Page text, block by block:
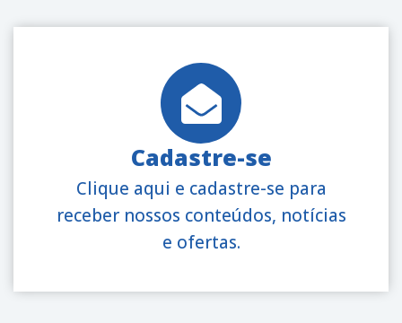
Cadastre-se
Clique aqui e cadastre-se para
receber nossos conteúdos, notícias
e ofertas.